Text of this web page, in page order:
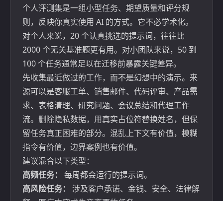
个人评测集是一组小型任务、期望质量和评分规
则，反映你真实使用 AI 的方式。它不必学术化。
对个人来说，20 个认真挑选的提示词，往往比
2000 个无关基准题更有用。对小团队来说，50 到
100 个任务通常足以在迁移前暴露关键差异。
先收集最近做过的工作，而不是幻想中的演示。来
源可以是客服工单、销售邮件、代码评审、产品需
求、表格清理、研究问题、会议总结和代理工作
流。删除隐私数据，用真实占位符替换姓名，但保
留任务真正困难的部分。混乱上下文有价值，模糊
指令有价值，边界案例也有价值。
建议混合以下类型：
高频任务：
每周都会运行的提示词。
高风险任务：
涉及客户承诺、金钱、安全、法律解